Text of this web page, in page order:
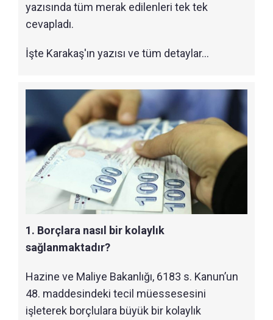
yazısında tüm merak edilenleri tek tek
cevapladı.
İşte Karakaş'ın yazısı ve tüm detaylar...
1. Borçlara nasıl bir kolaylık
sağlanmaktadır?
Hazine ve Maliye Bakanlığı, 6183 s. Kanun’un
48. maddesindeki tecil müessesesini
işleterek borçlulara büyük bir kolaylık